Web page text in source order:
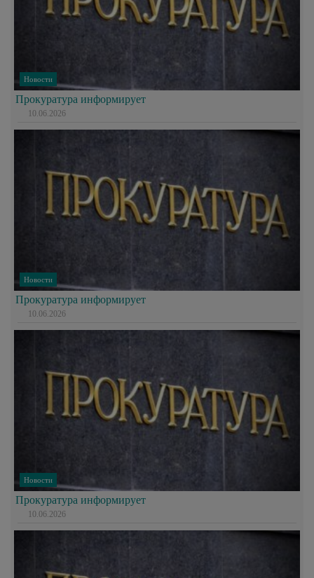
Новости
Прокуратура информирует
10.06.2026
Новости
Прокуратура информирует
10.06.2026
Новости
Прокуратура информирует
10.06.2026